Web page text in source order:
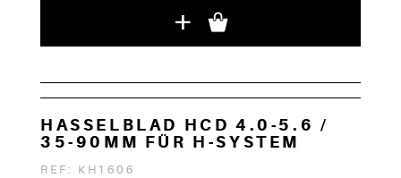
+
HASSELBLAD HCD 4.0-5.6 /
35-90MM FÜR H-SYSTEM
REF: KH1606